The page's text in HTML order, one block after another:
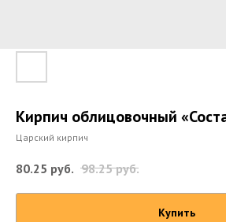
Кирпич облицовочный
Царский кирпич
80.25 руб. 98.25 руб.
Купить